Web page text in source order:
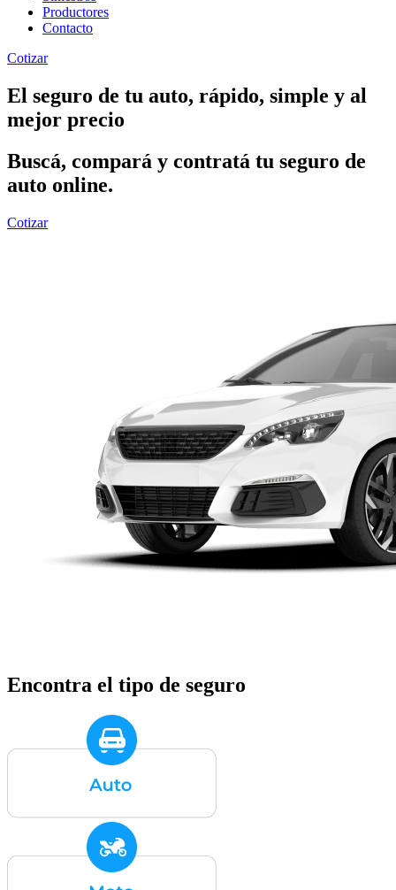
Productores
Contacto
Cotizar
El seguro de tu auto, rápido, simple y al
mejor precio
Buscá, compará y contratá tu seguro de
auto online.
Cotizar
Encontra el tipo de seguro